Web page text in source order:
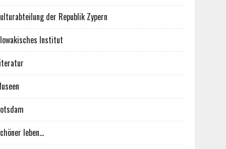
der Republik Zypern
Institut
leben…